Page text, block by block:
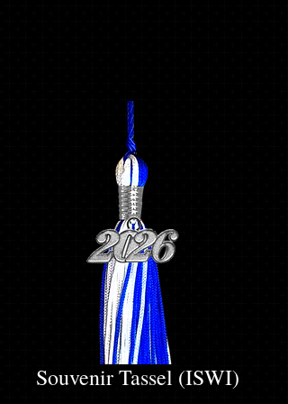
Souvenir Tassel (ISWI)